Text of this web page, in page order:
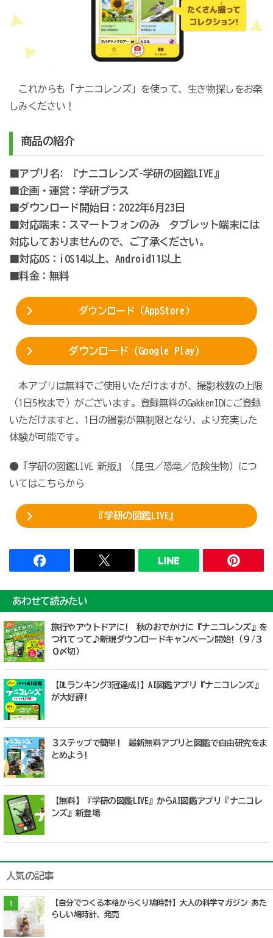
これからも
「ナニコレンズ」を使って、生き物探しをお楽
しみください！
商品の紹介
■アプリ名: 『ナニコレンズ–学研の図鑑LIVE』
■企画・運営：学研プラス
■ダウンロード開始日： 2022年6月 23 日
■対応端末：スマートフォンのみ タブレット端末には
対応しておりませんので、ご了承ください。
■対応OS：iOS14以上、Android11以上
■料金：無料
ダウンロード（AppStore ）
ダウンロード（Google Play）
本アプリは無料でご使用いただけますが、撮影枚数の上限
（1日5枚まで）がございます。登録無料のGakkenIDにご登録
いただけますと、1日の撮影が無制限となり、より充実した
体験が可能です。
●『学研の図鑑LIVE 新版』（昆虫／恐竜／危険生物）につ
いてはこちらから
『学研の図鑑LIVE』
あわせて読みたい
旅行やアウトドアに! 秋のおでかけに『ナニコレンズ』を
つれてって♪新規ダウンロードキャンペーン開始!（９/３
０〆切）
【DLランキング3冠達成!】AI図鑑アプリ『ナニコレンズ』
が大好評!
３ステップで簡単! 最新無料アプリと図鑑で自由研究をま
とめよう!
【無料】『学研の図鑑LIVE』からAI図鑑アプリ『ナニコレ
ンズ』新登場
人気の記事
1
【自分でつくる本格からくり鳩時計】大人の科学マガジン あた
らしい鳩時計、発売